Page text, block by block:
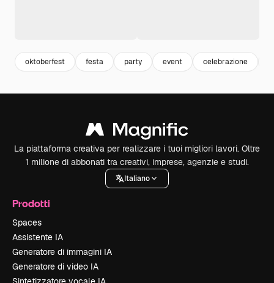
oktoberfest festa party event celebrazione
La piattaforma creativa per realizzare i tuoi migliori lavori. Oltre
1 milione di abbonati tra creativi, imprese, agenzie e studi.
Italiano
Prodotti
Spaces
Assistente IA
Generatore di immagini IA
Generatore di video IA